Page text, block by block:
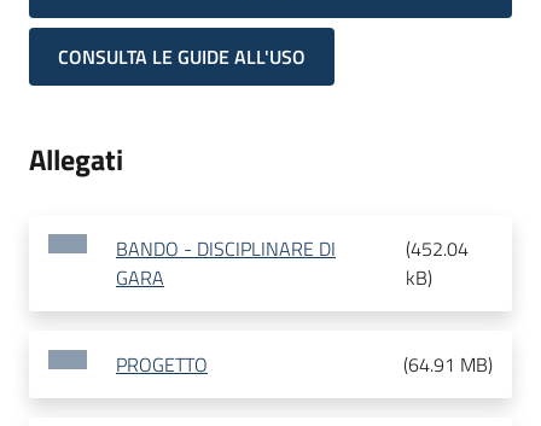
CONSULTA LE GUIDE ALL'USO
Allegati
BANDO - DISCIPLINARE DI
GARA
(452.04
kB)
PROGETTO (64.91 MB)